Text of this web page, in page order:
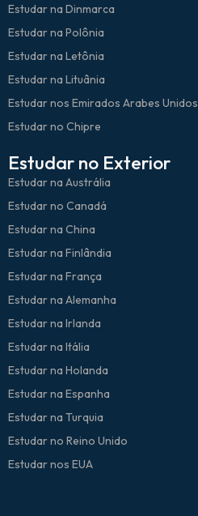
Estudar na Dinmarca
Estudar na Polônia
Estudar na Letônia
Estudar na Lituânia
Estudar nos Emirados Arabes Unidos
Estudar no Chipre
Estudar no Exterior
Estudar na Austrália
Estudar no Canadá
Estudar na China
Estudar na Finlândia
Estudar na França
Estudar na Alemanha
Estudar na Irlanda
Estudar na Itália
Estudar na Holanda
Estudar na Espanha
Estudar na Turquia
Estudar no Reino Unido
Estudar nos EUA